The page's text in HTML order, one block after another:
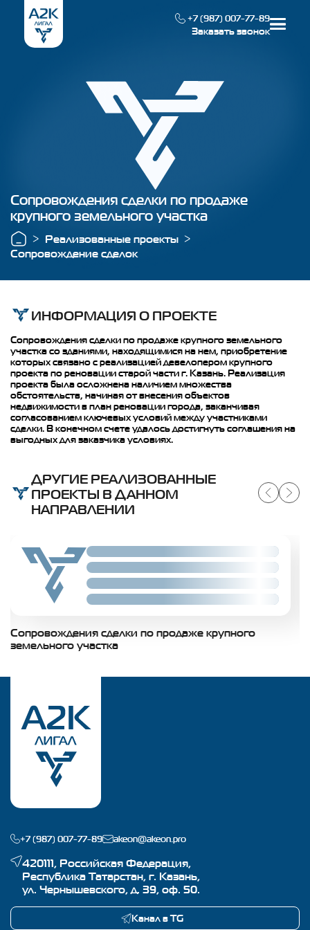
+7 (987) 007-77-89
Заказать звонок
Наша специализация
Реализованные проекты
О компании
Контакты
Сопровождения сделки по продаже
крупного земельного участка
Реализованные проекты
Сопровождение сделок
ИНФОРМАЦИЯ О ПРОЕКТЕ
Сопровождения сделки по продаже крупного земельного
участка со зданиями, находящимися на нем, приобретение
которых связано с реализацией девелопером крупного
проекта по реновации старой части г. Казань. Реализация
проекта была осложнена наличием множества
обстоятельств, начиная от внесения объектов
недвижимости в план реновации города, заканчивая
согласованием ключевых условий между участниками
сделки. В конечном счете удалось достигнуть соглашения на
выгодных для заказчика условиях.
ДРУГИЕ РЕАЛИЗОВАННЫЕ
ПРОЕКТЫ В ДАННОМ
НАПРАВЛЕНИИ
Slide 02
Slide 02
Slide 02
Slide 02
Сопровождения сделки по продаже крупного
земельного участка
+7 (987) 007-77-89 akeon@akeon.pro
420111, Российская Федерация,
Республика Татарстан, г. Казань,
ул. Чернышевского, д. 39, оф. 50.
Канал в TG